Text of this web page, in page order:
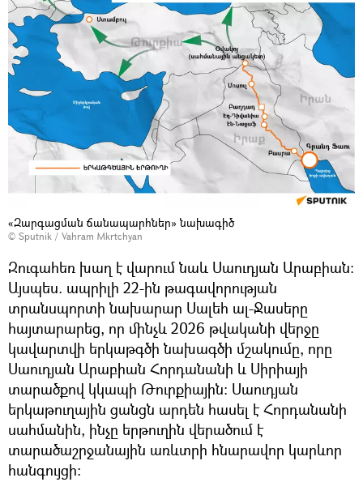
«Զարգացման ճանապարհներ» նախագիծ
© Sputnik / Vahram Mkrtchyan
Զուգահեռ խաղ է վարում նաև Սաուդյան Արաբիան։
Այսպես. ապրիլի 22-ին թագավորության
տրանսպորտի նախարար Սալեհ ալ-Ջասերը
հայտարարեց, որ մինչև 2026 թվականի վերջը
կավարտվի երկաթգծի նախագծի մշակումը, որը
Սաուդյան Արաբիան Հորդանանի և Սիրիայի
տարածքով կկապի Թուրքիային։ Սաուդյան
երկաթուղային ցանցն արդեն հասել է Հորդանանի
սահմանին, ինչը երթուղին վերածում է
տարածաշրջանային առևտրի հնարավոր կարևոր
հանգույցի։